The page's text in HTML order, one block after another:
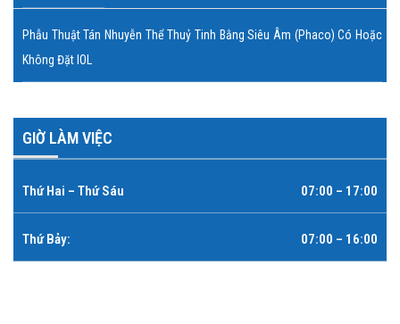
Phẫu Thuật Tán Nhuyễn Thể Thuỷ Tinh Bằng Siêu Âm (Phaco) Có Hoặc
Không Đặt IOL
GIỜ LÀM VIỆC
Thứ Hai – Thứ Sáu 07:00 – 17:00
Thứ Bảy: 07:00 – 16:00